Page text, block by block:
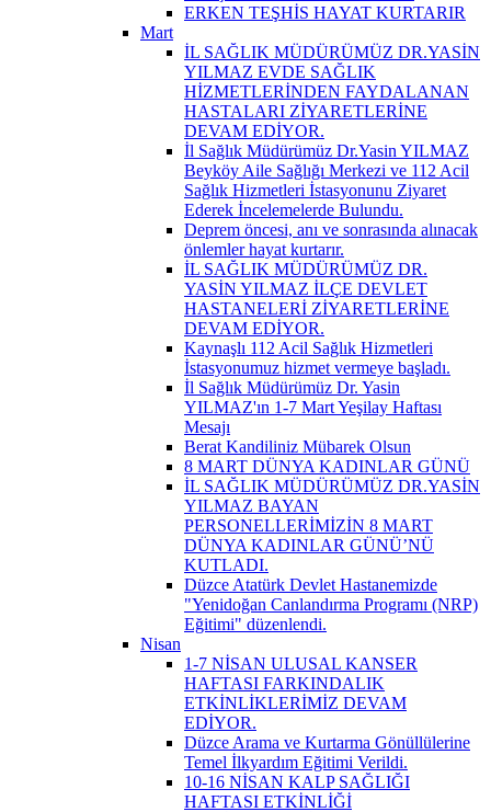
ERKEN TEŞHİS HAYAT KURTARIR
Mart
İL SAĞLIK MÜDÜRÜMÜZ DR.YASİN
YILMAZ EVDE SAĞLIK
HİZMETLERİNDEN FAYDALANAN
HASTALARI ZİYARETLERİNE
DEVAM EDİYOR.
İl Sağlık Müdürümüz Dr.Yasin YILMAZ
Beyköy Aile Sağlığı Merkezi ve 112 Acil
Sağlık Hizmetleri İstasyonunu Ziyaret
Ederek İncelemelerde Bulundu.
Deprem öncesi, anı ve sonrasında alınacak
önlemler hayat kurtarır.
İL SAĞLIK MÜDÜRÜMÜZ DR.
YASİN YILMAZ İLÇE DEVLET
HASTANELERİ ZİYARETLERİNE
DEVAM EDİYOR.
Kaynaşlı 112 Acil Sağlık Hizmetleri
İstasyonumuz hizmet vermeye başladı.
İl Sağlık Müdürümüz Dr. Yasin
YILMAZ'ın 1-7 Mart Yeşilay Haftası
Mesajı
Berat Kandiliniz Mübarek Olsun
8 MART DÜNYA KADINLAR GÜNÜ
İL SAĞLIK MÜDÜRÜMÜZ DR.YASİN
YILMAZ BAYAN
PERSONELLERİMİZİN 8 MART
DÜNYA KADINLAR GÜNÜ’NÜ
KUTLADI.
Düzce Atatürk Devlet Hastanemizde
"Yenidoğan Canlandırma Programı (NRP)
Eğitimi" düzenlendi.
Nisan
1-7 NİSAN ULUSAL KANSER
HAFTASI FARKINDALIK
ETKİNLİKLERİMİZ DEVAM
EDİYOR.
Düzce Arama ve Kurtarma Gönüllülerine
Temel İlkyardım Eğitimi Verildi.
10-16 NİSAN KALP SAĞLIĞI
HAFTASI ETKİNLİĞİ